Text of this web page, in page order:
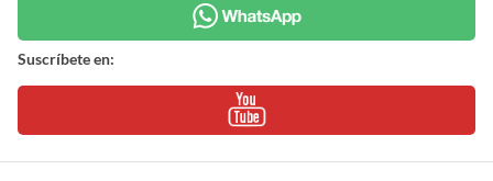
Suscríbete en: